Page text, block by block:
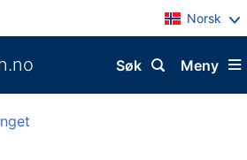
Norsk
Meny
Søk